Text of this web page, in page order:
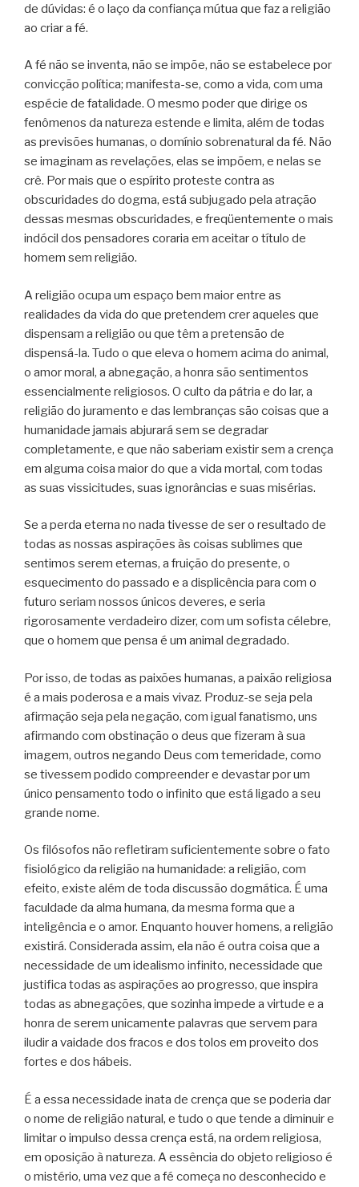
de dúvidas: é o laço da confiança mútua que faz a religião
ao criar a fé.
A fé não se inventa, não se impõe, não se estabelece por
convicção política; manifesta-se, como a vida, com uma
espécie de fatalidade. O mesmo poder que dirige os
fenômenos da natureza estende e limita, além de todas
as previsões humanas, o domínio sobrenatural da fé. Não
se imaginam as revelações, elas se impõem, e nelas se
crê. Por mais que o espírito proteste contra as
obscuridades do dogma, está subjugado pela atração
dessas mesmas obscuridades, e freqüentemente o mais
indócil dos pensadores coraria em aceitar o título de
homem sem religião.
A religião ocupa um espaço bem maior entre as
realidades da vida do que pretendem crer aqueles que
dispensam a religião ou que têm a pretensão de
dispensá-la. Tudo o que eleva o homem acima do animal,
o amor moral, a abnegação, a honra são sentimentos
essencialmente religiosos. O culto da pátria e do lar, a
religião do juramento e das lembranças são coisas que a
humanidade jamais abjurará sem se degradar
completamente, e que não saberiam existir sem a crença
em alguma coisa maior do que a vida mortal, com todas
as suas vissicitudes, suas ignorâncias e suas misérias.
Se a perda eterna no nada tivesse de ser o resultado de
todas as nossas aspirações às coisas sublimes que
sentimos serem eternas, a fruição do presente, o
esquecimento do passado e a displicência para com o
futuro seriam nossos únicos deveres, e seria
rigorosamente verdadeiro dizer, com um sofista célebre,
que o homem que pensa é um animal degradado.
Por isso, de todas as paixões humanas, a paixão religiosa
é a mais poderosa e a mais vivaz. Produz-se seja pela
afirmação seja pela negação, com igual fanatismo, uns
afirmando com obstinação o deus que fizeram à sua
imagem, outros negando Deus com temeridade, como
se tivessem podido compreender e devastar por um
único pensamento todo o infinito que está ligado a seu
grande nome.
Os filósofos não refletiram suficientemente sobre o fato
fisiológico da religião na humanidade: a religião, com
efeito, existe além de toda discussão dogmática. É uma
faculdade da alma humana, da mesma forma que a
inteligência e o amor. Enquanto houver homens, a religião
existirá. Considerada assim, ela não é outra coisa que a
necessidade de um idealismo infinito, necessidade que
justifica todas as aspirações ao progresso, que inspira
todas as abnegações, que sozinha impede a virtude e a
honra de serem unicamente palavras que servem para
iludir a vaidade dos fracos e dos tolos em proveito dos
fortes e dos hábeis.
É a essa necessidade inata de crença que se poderia dar
o nome de religião natural, e tudo o que tende a diminuir e
limitar o impulso dessa crença está, na ordem religiosa,
em oposição à natureza. A essência do objeto religioso é
o mistério, uma vez que a fé começa no desconhecido e